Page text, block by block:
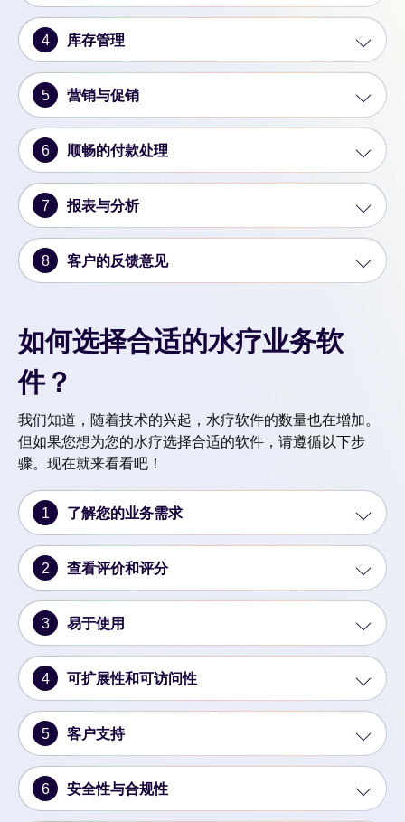
4 库存管理
5 营销与促销
6 顺畅的付款处理
7 报表与分析
8 客户的反馈意见
如何选择合适的水疗业务软
件？
我们知道，随着技术的兴起，水疗软件的数量也在增加。
但如果您想为您的水疗选择合适的软件，请遵循以下步
骤。现在就来看看吧！
1 了解您的业务需求
2 查看评价和评分
3 易于使用
4 可扩展性和可访问性
5 客户支持
6 安全性与合规性